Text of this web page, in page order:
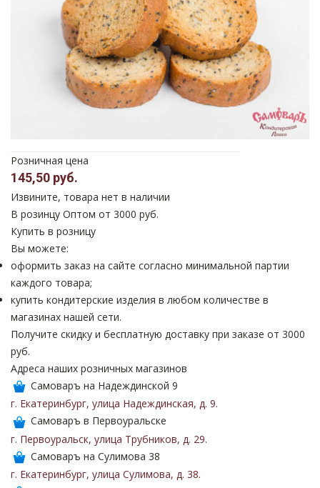
Розничная цена
145,50 руб.
Извините, товара нет в наличии
В розинцу Оптом от 3000 руб.
Купить в розницу
Вы можете:
оформить заказ на сайте согласно минимальной партии
каждого товара;
купить кондитерские изделия в любом количестве в
магазинах нашей сети.
Получите скидку и бесплатную доставку при заказе от 3000
руб.
Адреса наших розничных магазинов
Самоваръ на Надеждинской 9
г. Екатеринбург, улица Надеждинская, д. 9.
Самоваръ в Первоуральске
г. Первоуральск, улица Трубников, д. 29.
Самоваръ на Сулимова 38
г. Екатеринбург, улица Сулимова, д. 38.